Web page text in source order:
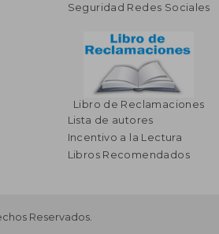
Seguridad Redes Sociales
Libro de Reclamaciones
Lista de autores
Incentivo a la Lectura
Libros Recomendados
Reservados.